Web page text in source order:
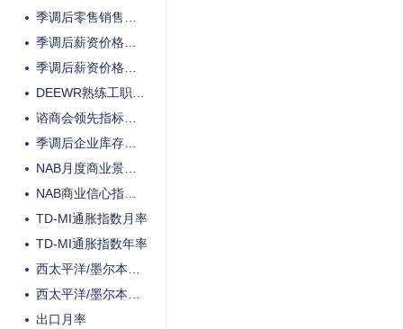
季调后零售销售月率
季调后薪资价格指数季率
季调后薪资价格指数年率
DEEWR熟练工职位空缺月率
谘商会领先指标月率
季调后企业库存季率
NAB月度商业景气指数
NAB商业信心指数月率
TD-MI通胀指数月率
TD-MI通胀指数年率
西太平洋/墨尔本消费者信心指数月率
西太平洋/墨尔本消费者信心指数
出口月率